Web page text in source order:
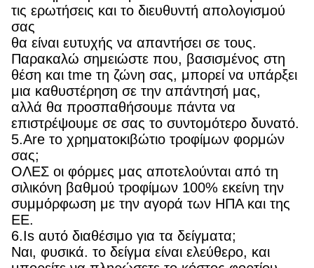
τις ερωτήσεις και το διευθυντή απολογισμού
σας
θα είναι ευτυχής να απαντήσει σε τους.
Παρακαλώ σημειώστε που, βασισμένος στη
θέση και tme τη ζώνη σας, μπορεί να υπάρξει
μια καθυστέρηση σε την απάντησή μας,
αλλά θα προσπαθήσουμε πάντα να
επιστρέψουμε σε σας το συντομότερο δυνατό.
5.Are το χρηματοκιβώτιο τροφίμων φορμών
σας;
ΟΛΕΣ οι φόρμες μας αποτελούνται από τη
σιλικόνη βαθμού τροφίμων 100% εκείνη την
συμμόρφωση με την αγορά των ΗΠΑ και της
ΕΕ.
6.Is αυτό διαθέσιμο για τα δείγματα;
Ναι, φυσικά. το δείγμα είναι ελεύθερο, και